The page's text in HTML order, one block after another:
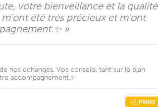
votre bienveillance et la qualité
été très précieux et m'ont
»
nos échanges. Vos conseils, tant sur le plan
accompagnement.✨️
PRIME